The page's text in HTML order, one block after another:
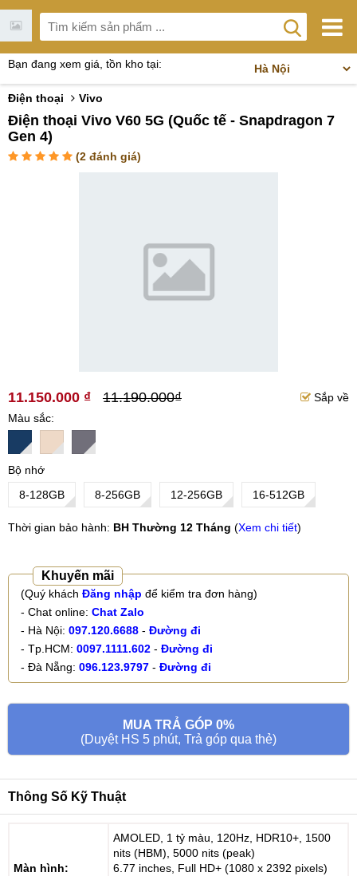
Bạn đang xem giá, tồn kho tại:
Điện thoại Vivo
Điện thoại Vivo V60 5G (Quốc tế - Snapdragon 7
Gen 4)
(2 đánh giá)
11.150.000 ₫ 11.190.000₫
Sắp về
Màu sắc
Bộ nhớ
8-128GB
8-256GB 12-256GB 16-512GB
Thời gian bảo hành: BH Thường 12 Tháng (Xem chi tiết)
Khuyến mãi
(Quý khách Đăng nhập để kiểm tra đơn hàng)
- Chat online: Chat Zalo
- Hà Nội: 097.120.6688 - Đường đi
- Tp.HCM: 0097.1111.602 - Đường đi
- Đà Nẵng: 096.123.9797 - Đường đi
MUA TRẢ GÓP 0%
(Duyệt HS 5 phút, Trả góp qua thẻ)
Thông Số Kỹ Thuật
Màn hình:
AMOLED, 1 tỷ màu, 120Hz, HDR10+, 1500
nits (HBM), 5000 nits (peak)
6.77 inches, Full HD+ (1080 x 2392 pixels)